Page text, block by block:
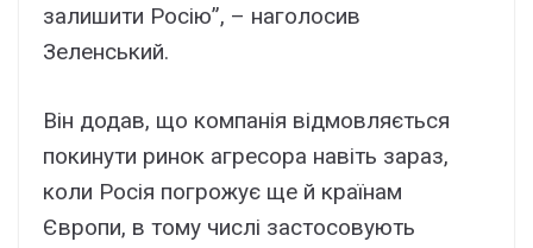
залишити Росію”, – наголосив
Зеленський.
Він додав, що компанія відмовляється
покинути ринок агресора навіть зараз,
коли Росія погрожує ще й країнам
Європи, в тому числі застосовують